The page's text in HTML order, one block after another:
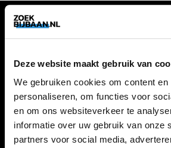
Deze website maakt gebruik van
We gebruiken cookies om content
personaliseren, om functies voor
en om ons websiteverkeer te
informatie over uw gebruik van onze
partners voor social media,
ZOEKBIJBAAN
FAQ
VACATURES
Alle vacatures